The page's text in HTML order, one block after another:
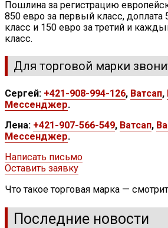
Пошлина за регистрацию
850 евро за первый класс, доплата
класс и 150 евро за третий и
класс.
Для торговой марки
Сергей: +421-908-994-126, Ватсап,
Мессенджер.
Лена: +421-907-566-549, Ватсап,
Мессенджер.
Написать письмо
Оставить заявку
Что такое торговая марка —
Последние новости